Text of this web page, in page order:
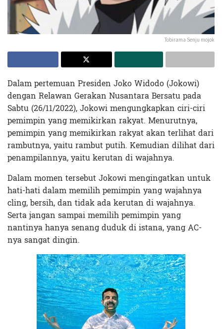
Tobirama Senju mojok
Dalam pertemuan Presiden Joko Widodo (Jokowi)
dengan Relawan Gerakan Nusantara Bersatu pada
Sabtu (26/11/2022), Jokowi mengungkapkan ciri-ciri
pemimpin yang memikirkan rakyat. Menurutnya,
pemimpin yang memikirkan rakyat akan terlihat dari
rambutnya, yaitu rambut putih. Kemudian dilihat dari
penampilannya, yaitu kerutan di wajahnya.
Dalam momen tersebut Jokowi mengingatkan untuk
hati-hati dalam memilih pemimpin yang wajahnya
cling, bersih, dan tidak ada kerutan di wajahnya.
Serta jangan sampai memilih pemimpin yang
nantinya hanya senang duduk di istana, yang AC-
nya sangat dingin.